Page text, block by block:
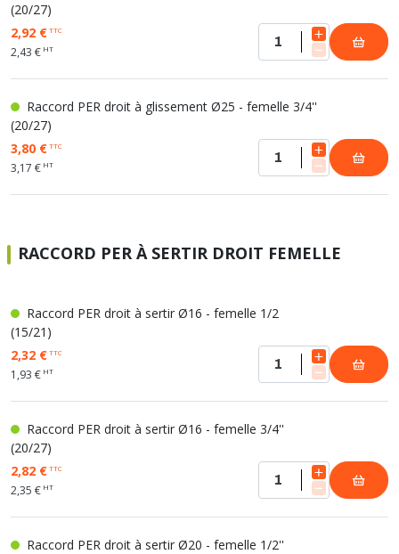
(20/27)
2,92 €TTC
2,43 € HT
Raccord PER droit à glissement Ø25 - femelle 3/4''
(20/27)
3,80 €TTC
3,17 € HT
RACCORD PER À SERTIR DROIT FEMELLE
Raccord PER droit à sertir Ø16 - femelle 1/2
(15/21)
2,32 €TTC
1,93 € HT
Raccord PER droit à sertir Ø16 - femelle 3/4''
(20/27)
2,82 €TTC
2,35 € HT
Raccord PER droit à sertir Ø20 - femelle 1/2''